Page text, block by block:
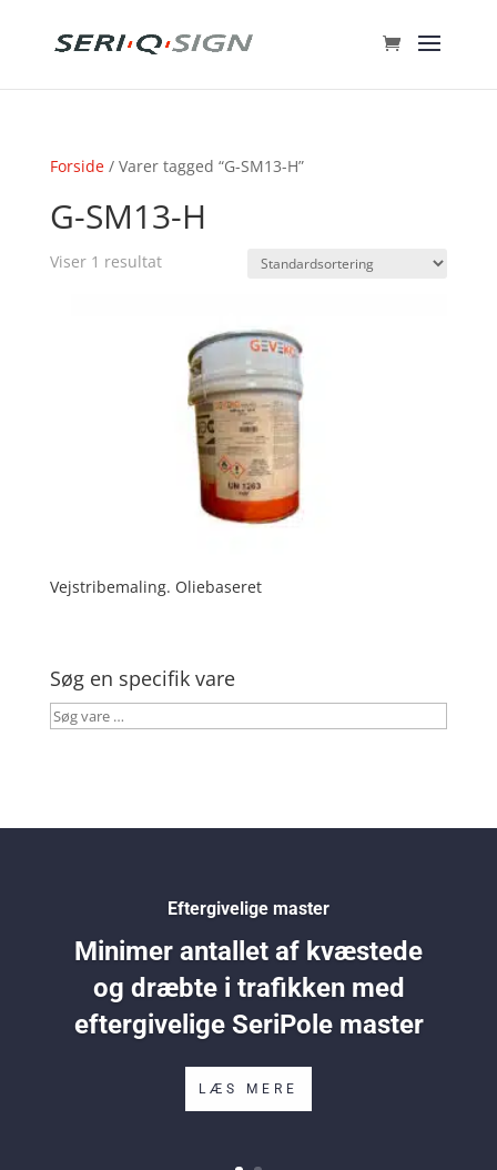
Forside/ Varer tagged “G-SM13-H”
G-SM13-H
Viser 1 resultat
Vejstribemaling. Oliebaseret
Søg en specifik vare
Søg
Eftergivelige master
Minimer antallet af kvæstede
og dræbte i trafikken med
eftergivelige SeriPole master
LÆS MERE